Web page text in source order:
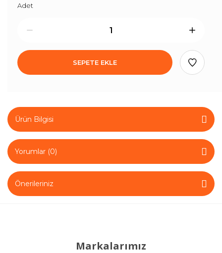
Adet
SEPETE EKLE
Ürün Bilgisi
Yorumlar (0)
Önerileriniz
Markalarımız